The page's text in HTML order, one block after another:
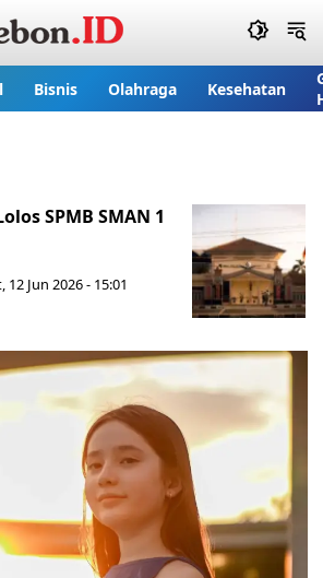
Bisnis Olahraga Kesehatan
SPMB SMAN 1
12 Jun 2026 - 15:01